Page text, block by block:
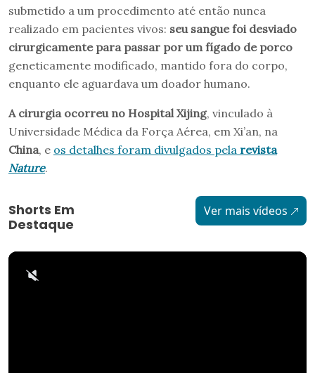
submetido a um procedimento até então nunca
realizado em pacientes vivos: seu sangue foi desviado
cirurgicamente para passar por um fígado de porco
geneticamente modificado, mantido fora do corpo,
enquanto ele aguardava um doador humano.
A cirurgia ocorreu no Hospital Xijing, vinculado à
Universidade Médica da Força Aérea, em Xi’an, na
China, e os detalhes foram divulgados pela revista
Nature.
Shorts Em
Destaque
Ver mais vídeos